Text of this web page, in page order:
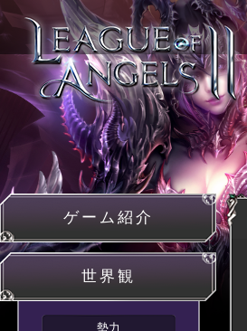
ゲーム紹介 プレイガイド
サポート
ゲーム紹介
世界観
勢力